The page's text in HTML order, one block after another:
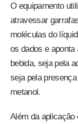
O equipamento
atravessar
moléculas do
os dados e
bebida, seja pela
seja pela
metanol.
Além da aplicação